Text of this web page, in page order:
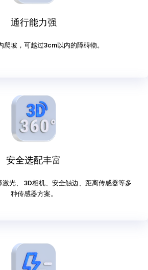
通行能力强
爬坡，可越过3cm以内的障碍物。
安全选配丰富
光、 3D相机、安全触边、距离传感器等多
种传感器方案。